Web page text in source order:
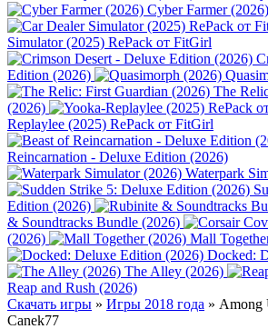
Cyber Farmer (2026)
Simulator (2025) RePack от FitGirl
Edition (2026)
The
(2026)
Replaylee (2025) RePack от FitGirl
Reincarnation - Deluxe Edition (2026)
Waterpark
Edition (2026)
& Soundtracks Bundle (2026)
(2026)
Mall
Docked:
The Alley (2026)
Reap and Rush (2026)
Скачать игры » Игры 2018 года » Among
Canek77